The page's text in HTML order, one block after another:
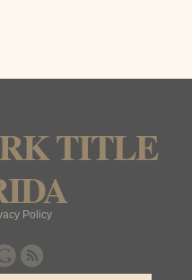
TITLE
Policy